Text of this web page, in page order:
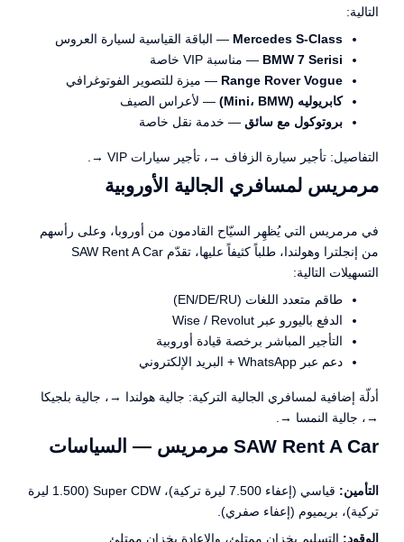
التالية:
Mercedes S-Class — الباقة القياسية لسيارة العروس
BMW 7 Serisi — مناسبة VIP خاصة
Range Rover Vogue — ميزة للتصوير الفوتوغرافي
كابريوليه (Mini، BMW)
— لأعراس الصيف
بروتوكول مع سائق — خدمة نقل خاصة
التفاصيل: تأجير سيارة الزفاف →، تأجير سيارات VIP → .
مرمريس لمسافري الجالية الأوروبية
في مرمريس التي يُظهِر السيّاح القادمون من أوروبا، وعلى رأسهم
من إنجلترا وهولندا، طلباً كثيفاً عليها، تقدّم SAW Rent A Car
التسهيلات التالية:
طاقم متعدد اللغات (EN/DE/RU)
الدفع باليورو عبر Wise / Revolut
التأجير المباشر برخصة قيادة أوروبية
دعم عبر WhatsApp + البريد الإلكتروني
أدلّة إضافية لمسافري الجالية التركية: جالية هولندا →، جالية بلجيكا
→، جالية النمسا →
SAW Rent A Car مرمريس — السياسات
التأمين:
قياسي (إعفاء 7.500 ليرة تركية)، Super CDW (1.500 ليرة
تركية)، بريميوم (إعفاء صفري).
الوقود: التسليم بخزان ممتلئ، والإعادة بخزان ممتلئ.